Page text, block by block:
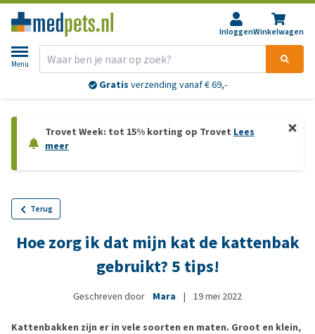
InloggenWinkelwagen
Menu
Gratis verzending vanaf € 69,-
Trovet Week: tot 15% korting op Trovet Lees
meer
Terug
Hoe zorg ik dat mijn kat de kattenbak
gebruikt? 5 tips!
Geschreven door Mara | 19 mei 2022
Kattenbakken zijn er in vele soorten en maten. Groot en klein,